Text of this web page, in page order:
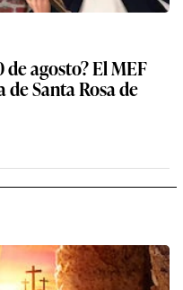
agosto? El MEF
Santa Rosa de